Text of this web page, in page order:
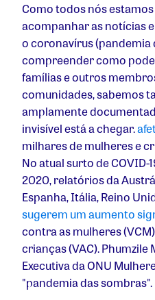
Como todos nós
acompanhar as notícias
ocoronavírus (pandemia
compreender como
famílias e outros
comunidades, sabemos
amplamente
invisível está a chegar.
milhares de mulheres e
No atual surto de COVID-
2020, relatórios da
Espanha, Itália, Reino
sugerem um aumento
contra as mulheres
crianças (VAC).
Executiva da ONU
"pandemia das sombras".